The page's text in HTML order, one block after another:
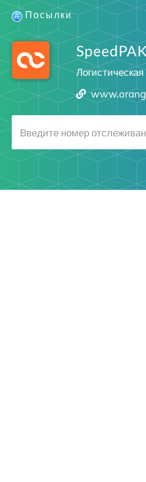
Посылки
SpeedPAK